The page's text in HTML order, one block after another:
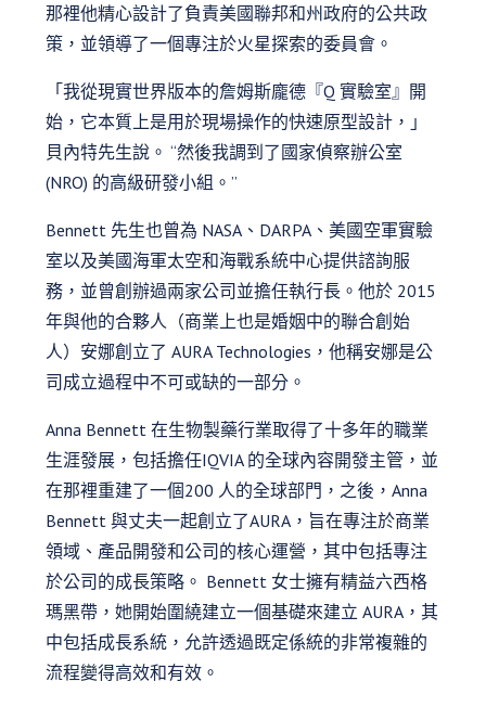
那裡他精心設計了負責美國聯邦和州政府的公共政
策，並領導了一個專注於火星探索的委員會。
「我從現實世界版本的詹姆斯龐德『Q 實驗室』開
始，它本質上是用於現場操作的快速原型設計，」
貝內特先生說。 “然後我調到了國家偵察辦公室
(NRO) 的高級研發小組。”
Bennett 先生也曾為 NASA、DARPA、美國空軍實驗
室以及美國海軍太空和海戰系統中心提供諮詢服
務，並曾創辦過兩家公司並擔任執行長。他於 2015
年與他的合夥人（商業上也是婚姻中的聯合創始
人）安娜創立了 AURA Technologies，他稱安娜是公
司成立過程中不可或缺的一部分。
Anna Bennett 在生物製藥行業取得了十多年的職業
生涯發展，包括擔任IQVIA 的全球內容開發主管，並
在那裡重建了一個200 人的全球部門，之後，Anna
Bennett 與丈夫一起創立了AURA，旨在專注於商業
領域、產品開發和公司的核心運營，其中包括專注
於公司的成長策略。 Bennett 女士擁有精益六西格
瑪黑帶，她開始圍繞建立一個基礎來建立 AURA，其
中包括成長系統，允許透過既定係統的非常複雜的
流程變得高效和有效。